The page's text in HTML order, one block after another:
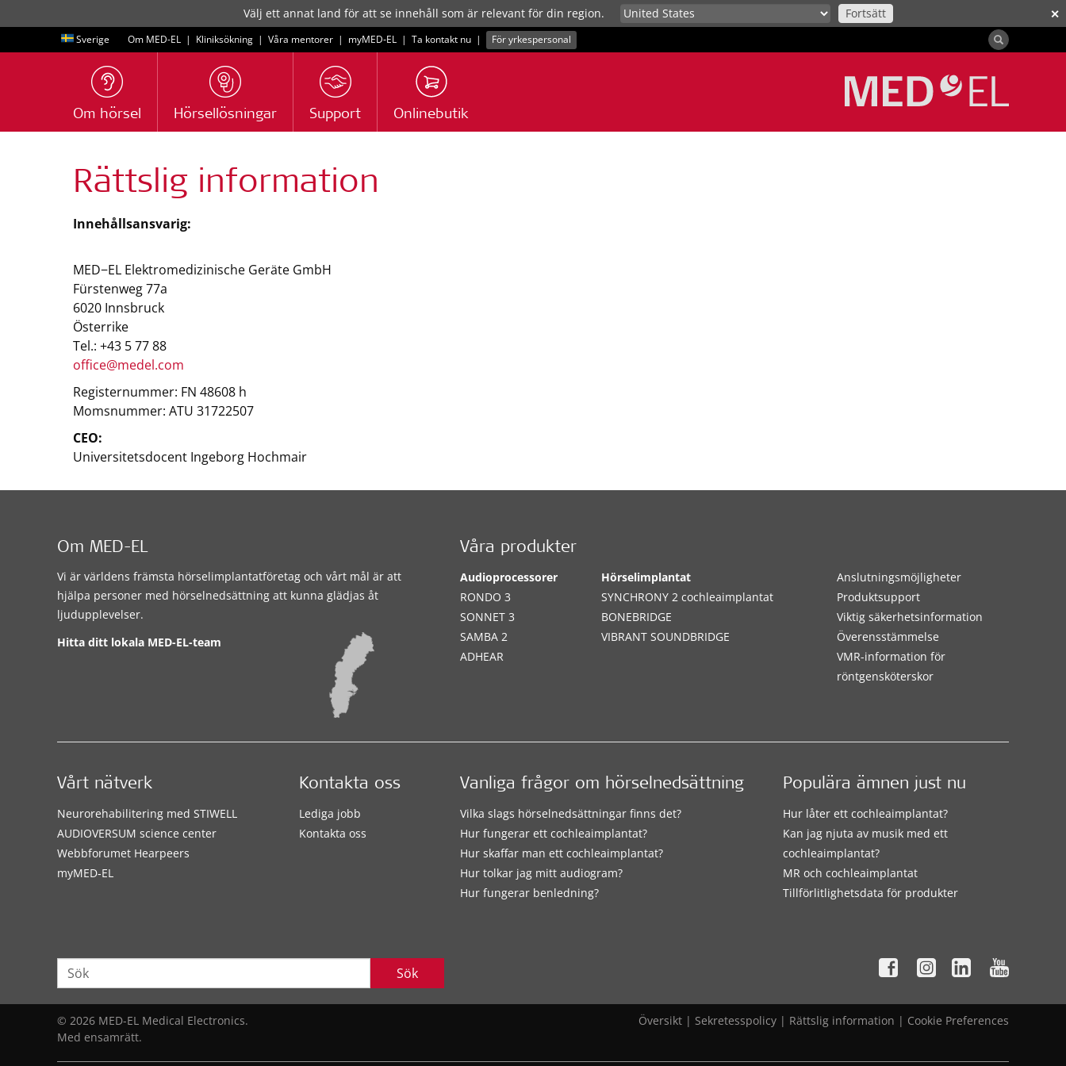
✕
Välj ett annat land för att se innehåll som är relevant för din region. Fortsätt
Sverige Om MED-EL | Kliniksökning | Våra mentorer | myMED‑EL | Ta kontakt nu | För yrkespersonal
Om hörsel Hörsellösningar Support Onlinebutik
Rättslig information
Innehållsansvarig:
MED−EL Elektromedizinische Geräte GmbH
Fürstenweg 77a
6020 Innsbruck
Österrike
Tel.: +43 5 77 88
office@medel.com
Registernummer: FN 48608 h
Momsnummer: ATU 31722507
CEO:
Universitetsdocent Ingeborg Hochmair
Om MED-EL
Vi är världens främsta hörselimplantatföretag och vårt mål är att
hjälpa personer med hörselnedsättning att kunna glädjas åt
ljudupplevelser.
Hitta ditt lokala MED-EL-team
Våra produkter
Audioprocessorer
RONDO 3
SONNET 3
SAMBA 2
ADHEAR
Hörselimplantat
SYNCHRONY 2 cochleaimplantat
BONEBRIDGE
VIBRANT SOUNDBRIDGE
Anslutningsmöjligheter
Produktsupport
Viktig säkerhetsinformation
Överensstämmelse
VMR-information för
röntgensköterskor
Vanliga frågor om hörselnedsättning
Vilka slags hörselnedsättningar finns det?
Hur fungerar ett cochleaimplantat?
Hur skaffar man ett cochleaimplantat?
Hur tolkar jag mitt audiogram?
Hur fungerar benledning?
Populära ämnen just nu
Hur låter ett cochleaimplantat?
Kan jag njuta av musik med ett
cochleaimplantat?
MR och cochleaimplantat
Tillförlitlighetsdata för produkter
Vårt nätverk
Neurorehabilitering med STIWELL
AUDIOVERSUM science center
Webbforumet Hearpeers
myMED‑EL
Kontakta oss
Lediga jobb
Kontakta oss
Sök
© 2026 MED-EL Medical Electronics.
Med ensamrätt.
Översikt | Sekretesspolicy | Rättslig information | Cookie Preferences